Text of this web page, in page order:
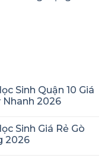
Sinh Quận 10 Giá
Nhanh 2026
Sinh Giá Rẻ Gò
2026